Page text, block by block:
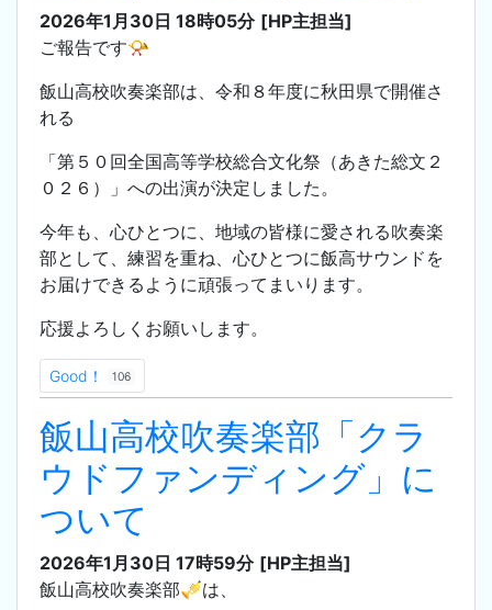
2026年1月30日 18時05分 [HP主担当]
ご報告です📯
飯山高校吹奏楽部は、令和８年度に秋田県で開催さ
れる
「第５０回全国高等学校総合文化祭（あきた総文２
０２６）」への出演が決定しました。
今年も、心ひとつに、地域の皆様に愛される吹奏楽
部として、練習を重ね、心ひとつに飯高サウンドを
お届けできるように頑張ってまいります。
応援よろしくお願いします。
Good！ 106
飯山高校吹奏楽部「クラ
ウドファンディング」に
ついて
2026年1月30日 17時59分 [HP主担当]
飯山高校吹奏楽部🎺は、